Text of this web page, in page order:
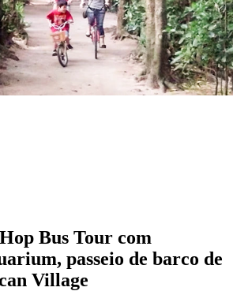
Bus Tour com
passeio de barco de
Village